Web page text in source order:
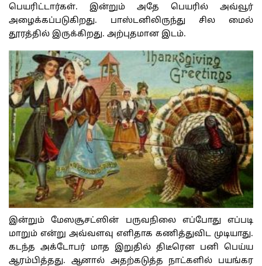
பெயரிட்டார்கள். இன்றும் அதே பெயரில் அவ்வூர்
அழைக்கப்படுகிறது. பாஸ்டனிலிருந்து சில மைல்
தூரத்தில் இருக்கிறது. அற்புதமான இடம்.
இன்றும் மேஸசூசட்ஸின் பருவநிலை எப்போது எப்படி
மாறும் என்று அவ்வளவு எளிதாக கணித்துவிட முடியாது.
கடந்த அக்டோபர் மாத இறுதில் திடீரென பனி பெய்ய
ஆரம்பித்தது. ஆனால் அதற்கடுத்த நாட்களில் பயங்கர